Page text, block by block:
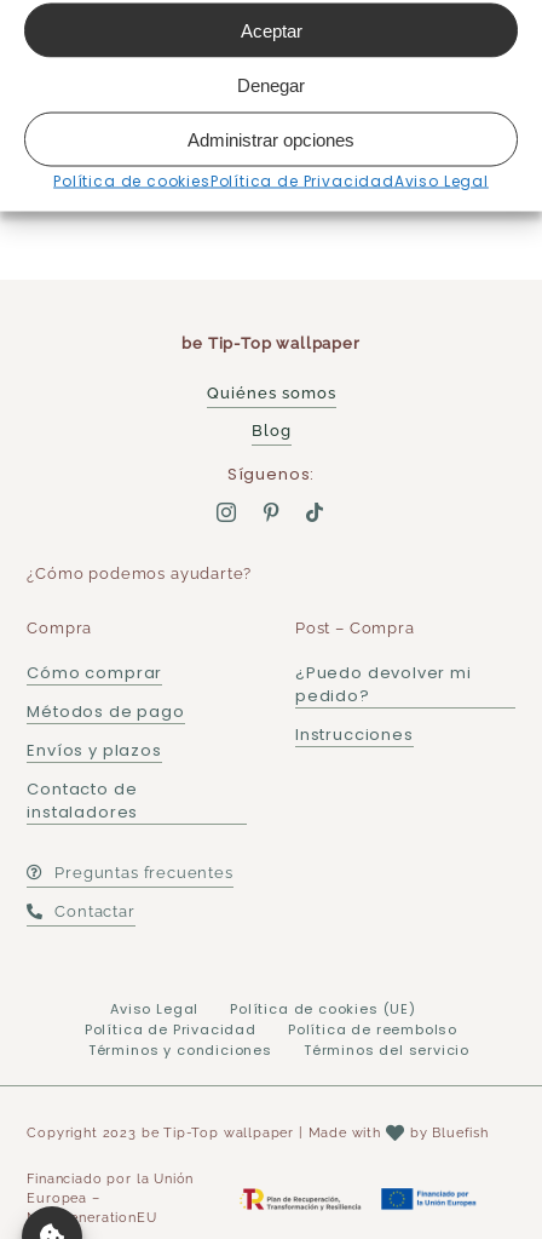
Aceptar
Denegar
Administrar opciones
Política de cookiesPolítica de PrivacidadAviso Legal
Destinos y precios
be Tip-Top wallpaper
Quiénes somos
Blog
Síguenos:
¿Cómo podemos ayudarte?
Compra
Cómo comprar
Métodos de pago
Envíos y plazos
Contacto de
instaladores
Post – Compra
¿Puedo devolver mi
pedido?
Instrucciones
Preguntas frecuentes
Contactar
Aviso Legal
Política de cookies (UE)
Política de Privacidad
Política de reembolso
Términos y condiciones
Términos del servicio
Copyright 2023 be Tip-Top wallpaper | Made with by Bluefish
Financiado por la Unión
Europea –
NextGenerationEU